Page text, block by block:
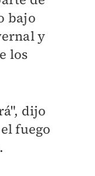
bajo
y
los
dijo
fuego